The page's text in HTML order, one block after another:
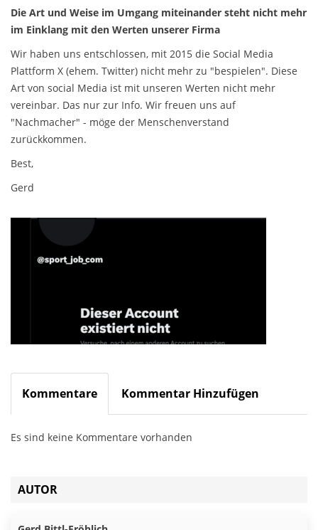
Die Art und Weise im Umgang miteinander steht nicht mehr
im Einklang mit den Werten unserer Firma
Wir haben uns entschlossen, mit 2015 die Social Media
Plattform X (ehem. Twitter) nicht mehr zu "bespielen". Diese
Art von social Media ist mit unseren Werten nicht mehr
vereinbar. Das nur zur Info. Wir freuen uns auf
"Nachmacher" - möge der Menschenverstand
zurückkommen.
Best,
Gerd
Kommentare Kommentar Hinzufügen
Es sind keine Kommentare vorhanden
AUTOR